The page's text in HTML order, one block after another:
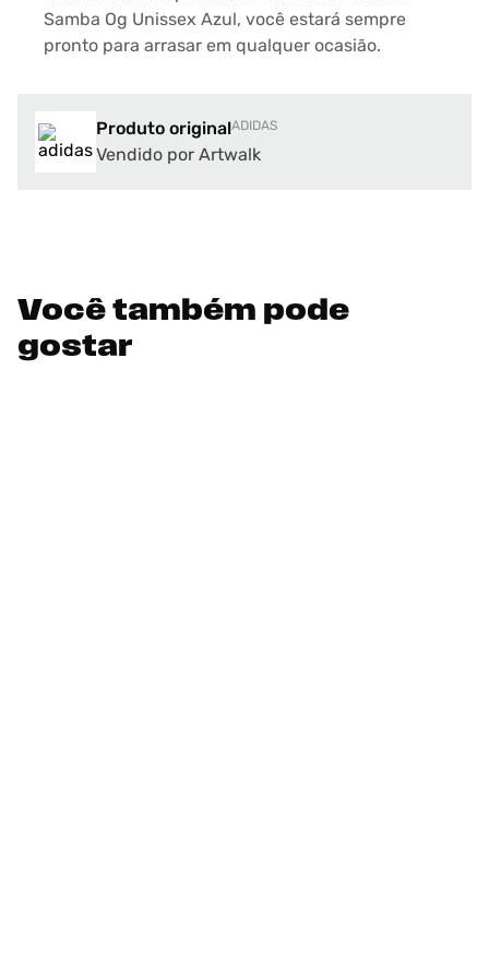
Samba Og Unissex Azul, você estará sempre
pronto para arrasar em qualquer ocasião.
Produto originalADIDAS
Vendido por Artwalk
Você também pode
gostar